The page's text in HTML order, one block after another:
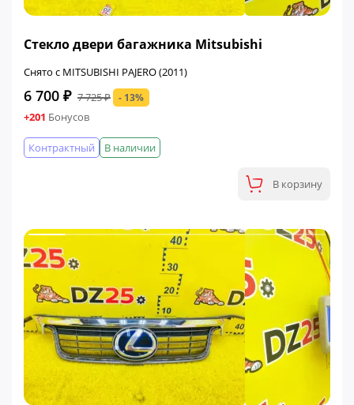
Стекло двери багажника Mitsubishi
Снято с MITSUBISHI PAJERO (2011)
6 700 ₽ 7 725 ₽ - 13%
+201 Бонусов
В наличии
Контрактный
В корзину